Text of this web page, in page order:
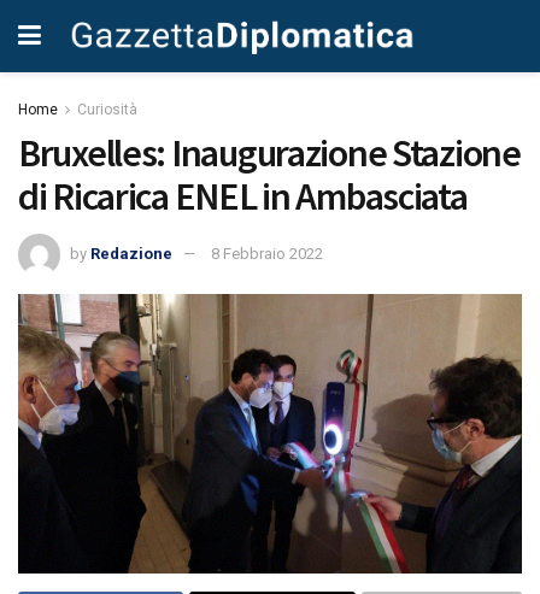
Home Curiosità
Bruxelles: Inaugurazione Stazione
di Ricarica ENEL in Ambasciata
by Redazione 8 Febbraio 2022